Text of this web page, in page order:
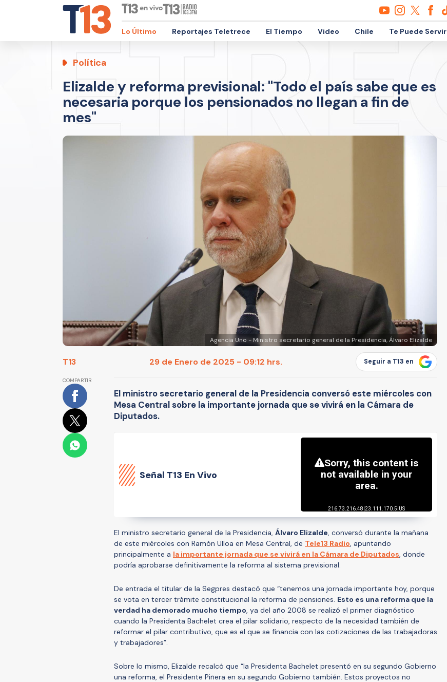
Lo Último Reportajes Teletrece El Tiempo Video Chile Te Puede Servir
Política
Elizalde y reforma previsional: "Todo el país sabe que es
necesaria porque los pensionados no llegan a fin de
mes"
Agencia Uno - Ministro secretario general de la Presidencia, Álvaro Elizalde
T13 29 de Enero de 2025 - 09:12 hrs. Seguir a T13 en
COMPARTIR
El ministro secretario general de la Presidencia conversó este miércoles con
Mesa Central sobre la importante jornada que se vivirá en la Cámara de
Diputados.
Señal T13 En Vivo
El ministro secretario general de la Presidencia, Álvaro Elizalde, conversó durante la mañana
de este miércoles con Ramón Ulloa en Mesa Central, de Tele13 Radio, apuntando
principalmente a la importante jornada que se vivirá en la Cámara de Diputados, donde
podría aprobarse definitivamente la reforma al sistema previsional.
De entrada el titular de la Segpres destacó que “tenemos una jornada importante hoy, porque
se vota en tercer trámite constitucional la reforma de pensiones. Esto es una reforma que la
verdad ha demorado mucho tiempo, ya del año 2008 se realizó el primer diagnóstico
cuando la Presidenta Bachelet crea el pilar solidario, respecto de la necesidad también de
reformar el pilar contributivo, que es el que se financia con las cotizaciones de las trabajadoras
y trabajadores”.
Sobre lo mismo, Elizalde recalcó que “la Presidenta Bachelet presentó en su segundo Gobierno
una reforma, el Presidente Piñera en su segundo Gobierno también. Estos proyectos no